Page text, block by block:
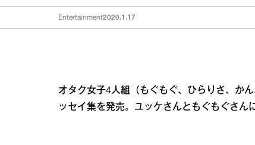
Entertainment2020.1.17
オタク女子4人組（もぐもぐ、ひらりさ、か
ッセイ集を発売。ユッケさんともぐもぐさん